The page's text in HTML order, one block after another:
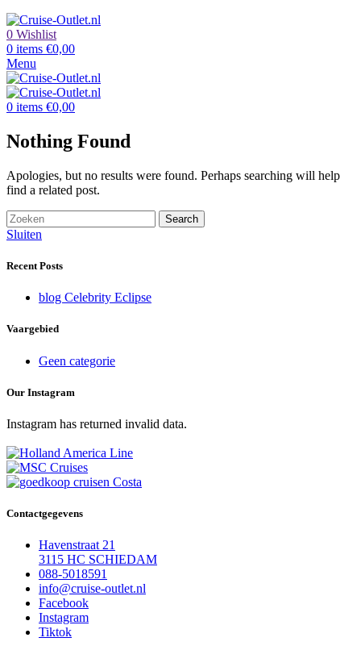
0 Wishlist
0 items €0,00
Menu
0 items €0,00
Nothing Found
Apologies, but no results were found. Perhaps searching will help
find a related post.
Search
Sluiten
Recent Posts
blog Celebrity Eclipse
Vaargebied
Geen categorie
Our Instagram
Instagram has returned invalid data.
Contactgegevens
Havenstraat 21
3115 HC SCHIEDAM
088-5018591
info@cruise-outlet.nl
Facebook
Instagram
Tiktok